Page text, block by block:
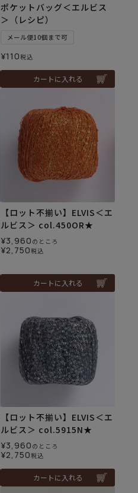
ポケットバッグ＜エルビス
＞（レシピ）
メール便10個まで可
¥110税込
カートに入れる
【ロット不揃い】ELVIS＜エ
ルビス＞ col.450OR★
¥3,960 のところ
¥2,750税込
カートに入れる
【ロット不揃い】ELVIS＜エ
ルビス＞ col.5915N★
¥3,960 のところ
¥2,750税込
カートに入れる